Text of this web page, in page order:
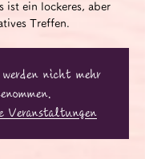
ist ein lockeres, aber
Treffen.
werden nicht mehr
Veranstaltungen